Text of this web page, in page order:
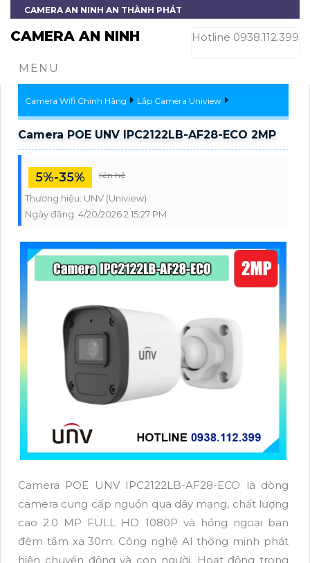
CAMERA AN NINH AN THÀNH PHÁT
CAMERA AN NINH Hotline 0938.112.399
MENU
Camera Wifi Chính Hãng Lắp Camera Uniview
Camera POE UNV IPC2122LB-AF28-ECO 2MP
5%-35% liên hệ
Thương hiệu: UNV (Uniview)
Ngày đăng: 4/20/2026 2:15:27 PM
Camera POE UNV IPC2122LB-AF28-ECO là dòng
camera cung cấp nguồn qua dây mạng, chất lượng
cao 2.0 MP FULL HD 1080P và hồng ngoại ban
đêm tầm xa 30m. Công nghệ AI thông minh phát
hiện chuyển động và con người. Hoạt động trong